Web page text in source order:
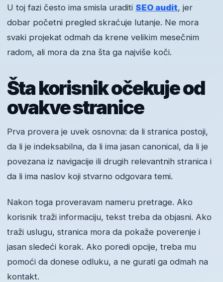
U toj fazi često ima smisla uraditi SEO audit, jer
dobar početni pregled skraćuje lutanje. Ne mora
svaki projekat odmah da krene velikim mesečnim
radom, ali mora da zna šta ga najviše koči.
Šta korisnik očekuje od
ovakve stranice
Prva provera je uvek osnovna: da li stranica postoji,
da li je indeksabilna, da li ima jasan canonical, da li je
povezana iz navigacije ili drugih relevantnih stranica i
da li ima naslov koji stvarno odgovara temi.
Nakon toga proveravam nameru pretrage. Ako
korisnik traži informaciju, tekst treba da objasni. Ako
traži uslugu, stranica mora da pokaže poverenje i
jasan sledeći korak. Ako poredi opcije, treba mu
pomoći da donese odluku, a ne gurati ga odmah na
kontakt.